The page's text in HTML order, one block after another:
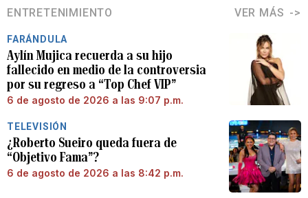
ENTRETENIMIENTO VER MÁS
FARÁNDULA
Aylín Mujica recuerda a su hijo
fallecido en medio de la controversia
por su regreso a “Top Chef VIP”
6 de agosto de 2026 a las 9:07 p.m.
TELEVISIÓN
¿Roberto Sueiro queda fuera de
“Objetivo Fama”?
6 de agosto de 2026 a las 8:42 p.m.